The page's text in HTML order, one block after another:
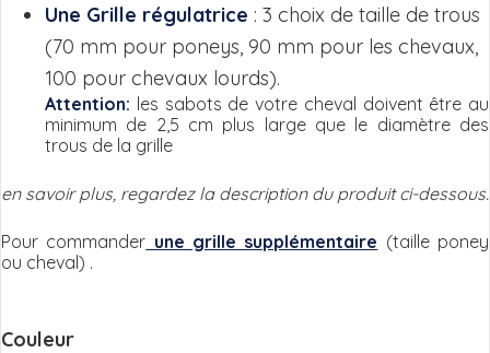
Une Grille régulatrice : 3 choix de taille de trous
(70 mm pour poneys, 90 mm pour les chevaux,
100 pour chevaux lourds).
Attention: les sabots de votre cheval doivent être au
minimum de 2,5 cm plus large que le diamètre des
trous de la grille
en savoir plus, regardez la description du produit ci-dessous.
Pour commander une grille supplémentaire (taille poney
ou cheval) .
Couleur